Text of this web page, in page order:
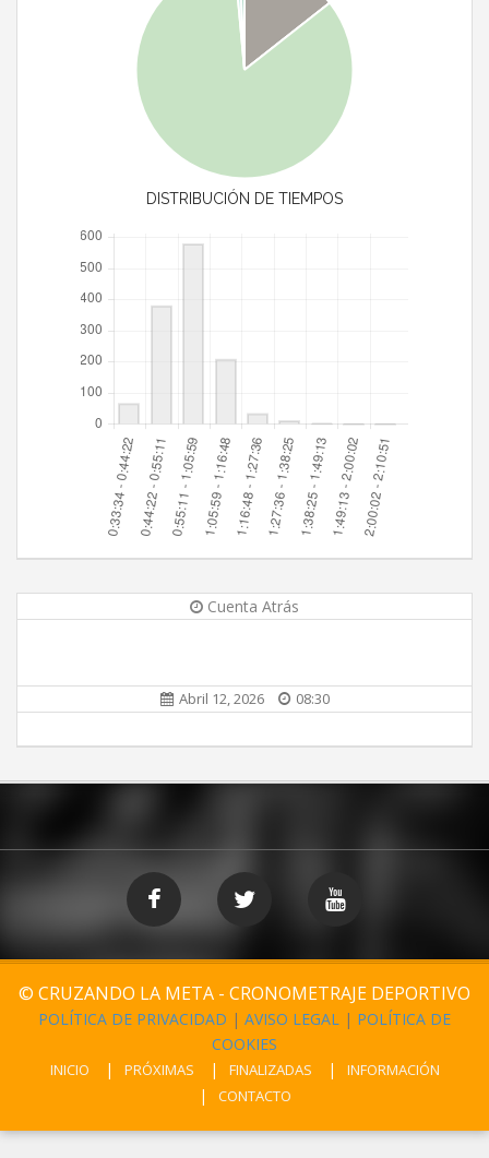
DISTRIBUCIÓN DE TIEMPOS
Cuenta Atrás
Abril 12, 2026 08:30
© CRUZANDO LA META - CRONOMETRAJE DEPORTIVO
POLÍTICA DE PRIVACIDAD | AVISO LEGAL | POLÍTICA DE
COOKIES
INICIO PRÓXIMAS FINALIZADAS
INFORMACIÓN
CONTACTO